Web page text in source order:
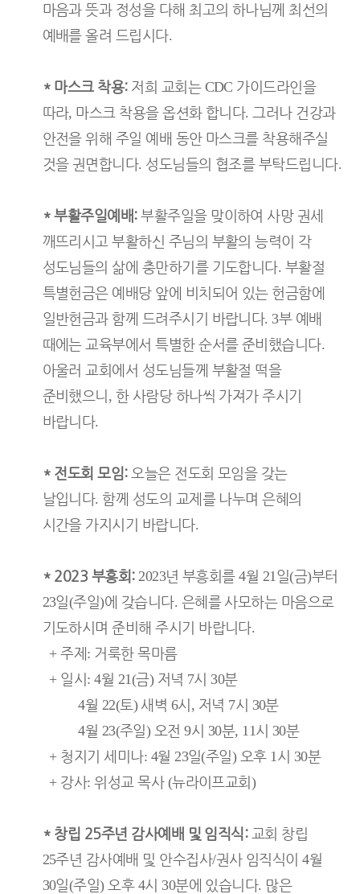
마음과 뜻과 정성을 다해 최고의 하나님께 최선의
예배를 올려 드립시다.
* 마스크 착용: 저희 교회는 CDC 가이드라인을
따라, 마스크 착용을 옵션화 합니다.그러나 건강과
안전을 위해 주일 예배 동안 마스크를 착용해주실
것을 권면합니다. 성도님들의 협조를 부탁드립니다.
* 부활주일예배: 부활주일을 맞이하여 사망 권세
깨뜨리시고 부활하신 주님의 부활의 능력이 각
성도님들의 삶에 충만하기를 기도합니다. 부활절
특별헌금은 예배당 앞에 비치되어 있는 헌금함에
일반헌금과 함께 드려주시기 바랍니다. 3부 예배
때에는 교육부에서 특별한 순서를 준비했습니다.
아울러 교회에서 성도님들께 부활절 떡을
준비했으니 , 한 사람당 하나씩 가져가 주시기
바랍니다.
* 전도회 모임: 오늘은 전도회 모임을 갖는
날입니다. 함께 성도의 교제를 나누며 은혜의
시간을 가지시기 바랍니다.
* 2023 부흥회 : 2023년 부흥회를4월 21일(금)부터
23일(주일)에 갖습니다. 은혜를 사모하는 마음으로
기도하시며 준비해 주시기 바랍니다.
+주제 : 거룩한 목마름
+ 일시 : 4월 21(금) 저녁 7시 30분
4월 22(토) 새벽 6시 , 저녁 7시 30분
4월 23(주일) 오전9시 30분, 11시 30분
+ 청지기 세미나: 4월 23일(주일) 오후 1시 30분
+ 강사:위성교 목사 (뉴라이프교회 )
* 창립 25주년 감사예배 및 임직식: 교회 창립
25주년 감사예배 및 안수집사/권사 임직식이4월
30일(주일)오후 4시 30분에 있습니다. 많은